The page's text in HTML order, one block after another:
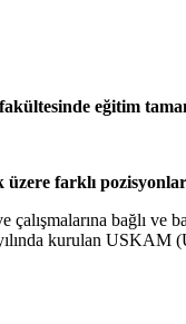
eğitim
üzere farklı
bağlı ve
kurulan